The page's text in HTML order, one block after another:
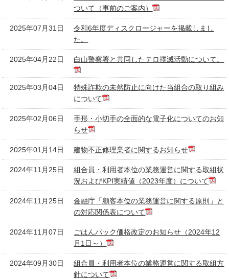
ついて（事前のご案内）
2025年07月31日
令和6年度ディスクロージャーを掲載しまし
た。
2025年04月22日 白山警察署と共同したテロ撲滅活動について。
2025年03月04日
特殊詐欺の未然防止に向けた当組合の取り組み
について
2025年02月06日
手形・小切手の全面的な電子化についてのお知
らせ
2025年01月14日 建物不正修理業者に関するお知らせ
2024年11月25日
組合員・利用者本位の業務運営に関する取組状
況およびKPI実績値（2023年度）について
2024年11月25日
金融庁「顧客本位の業務運営に関する原則」と
の対応関係表について
2024年11月07日
ごはんパック価格改定のお知らせ（2024年12
月1日～）
2024年09月30日
組合員・利用者本位の業務運営に関する取組方
針について